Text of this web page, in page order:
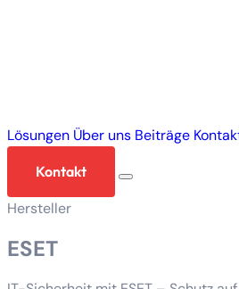
Lösungen Über uns Beiträge
Kontakt
Hersteller
ESET